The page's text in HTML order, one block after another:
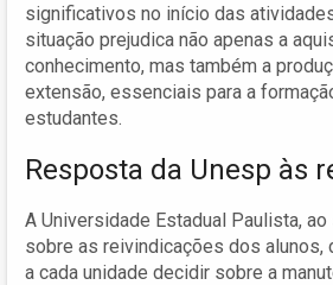
significativos no início das
situação prejudica não apenas a
conhecimento, mas também a
extensão, essenciais para a
estudantes.
Resposta da Unesp às
A Universidade Estadual Paulista,
sobre as reivindicações dos alunos,
a cada unidade decidir sobre a